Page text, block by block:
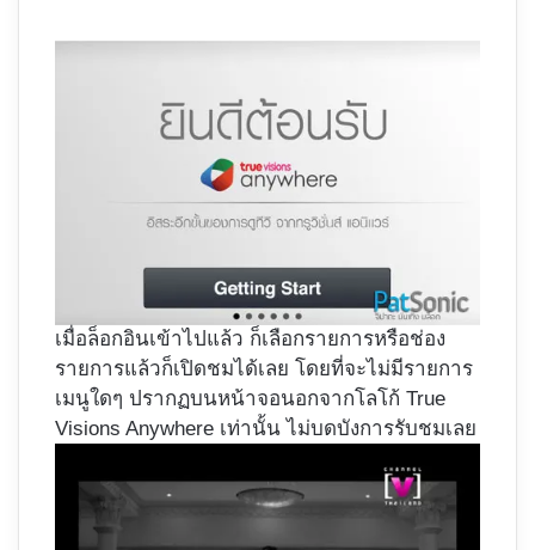
เมื่อล็อกอินเข้าไปแล้ว ก็เลือกรายการหรือช่อง
รายการแล้วก็เปิดชมได้เลย โดยที่จะไม่มีรายการ
เมนูใดๆ ปรากฏบนหน้าจอนอกจากโลโก้ True
Visions Anywhere เท่านั้น ไม่บดบังการรับชมเลย